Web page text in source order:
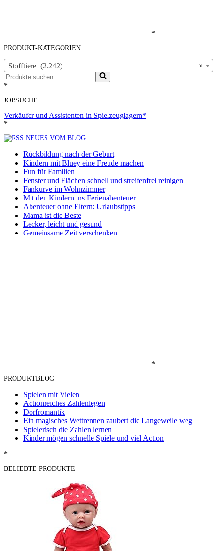
*
PRODUKT-KATEGORIEN
×
Stofftiere (2.242)
Suchen
nach …
*
JOBSUCHE
Verkäufer und Assistenten in Spielzeuglagern*
*
NEUES VOM BLOG
Rückbildung nach der Geburt
Kindern mit Bluey eine Freude machen
Fun für Familien
Fenster und Flächen schnell und streifenfrei reinigen
Fankurve im Wohnzimmer
Mit den Kindern ins Ferienabenteuer
Abenteuer ohne Eltern: Urlaubstipps
Mama ist die Beste
Lecker, leicht und gesund
Gemeinsame Zeit verschenken
*
PRODUKTBLOG
Spielen mit Vielen
Actionreiches Zahlenlegen
Dorfromantik
Ein magisches Wettrennen zaubert die Langeweile weg
Spielerisch die Zahlen lernen
Kinder mögen schnelle Spiele und viel Action
*
BELIEBTE PRODUKTE